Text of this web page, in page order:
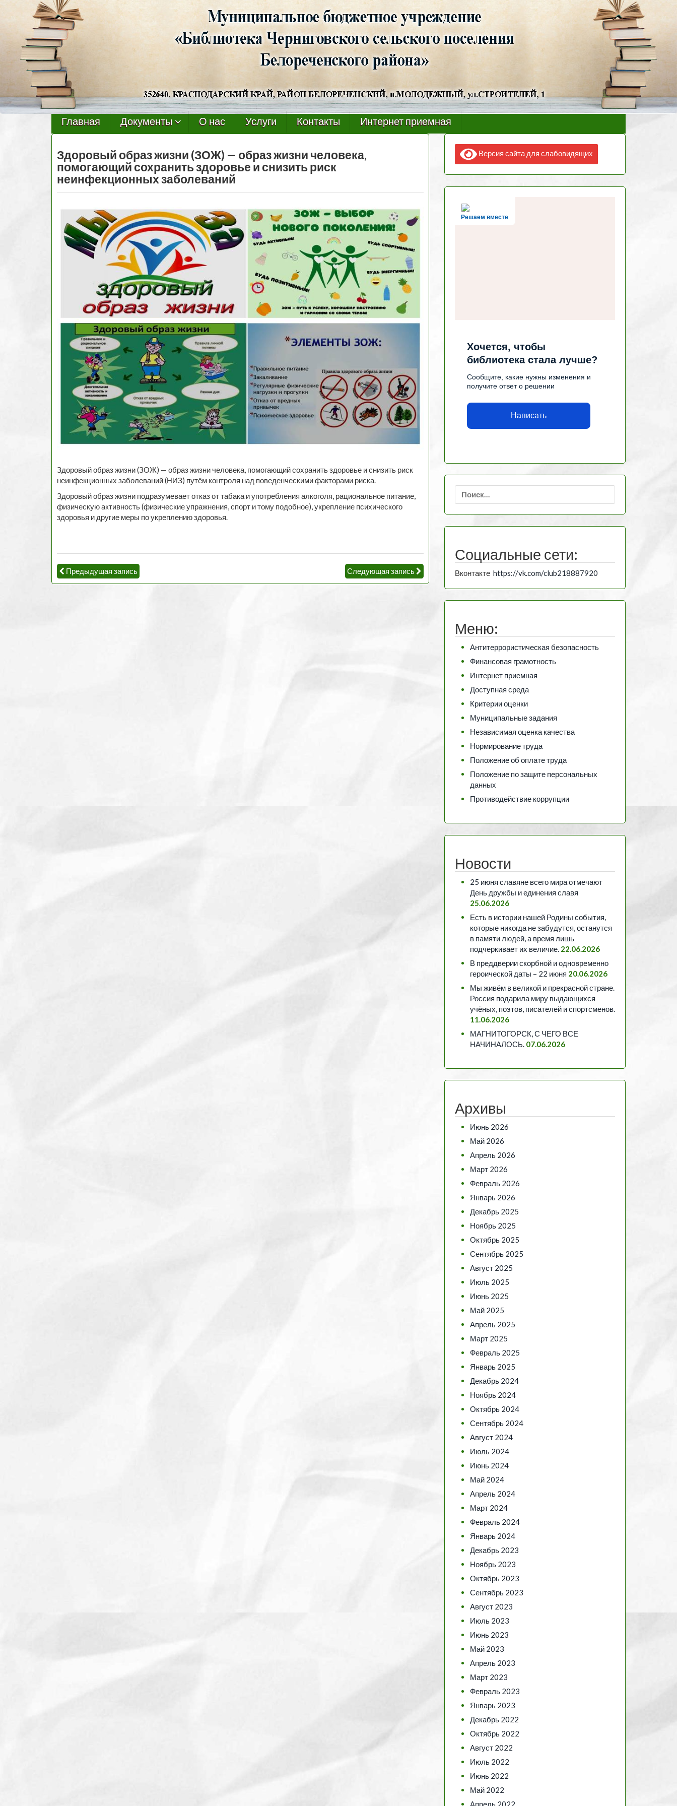
Черниговская
библиотека
Главная Документы О нас Услуги Контакты Интернет приемная
Здоровый образ жизни (ЗОЖ) — образ жизни человека,
помогающий сохранить здоровье и снизить риск
неинфекционных заболеваний
Здоровый образ жизни (ЗОЖ) — образ жизни человека, помогающий сохранить здоровье и снизить риск
неинфекционных заболеваний (НИЗ) путём контроля над поведенческими факторами риска.
Здоровый образ жизни подразумевает отказ от табака и употребления алкоголя, рациональное питание,
физическую активность (физические упражнения, спорт и тому подобное), укрепление психического
здоровья и другие меры по укреплению здоровья.
Предыдущая запись Следующая запись
Версия сайта для слабовидящих
Решаем вместе
Хочется, чтобы
библиотека стала лучше?
Сообщите, какие нужны изменения и
получите ответ о решении
Написать
Найти:
Социальные сети:
Вконтакте https://vk.com/club218887920
Меню:
Антитеррористическая безопасность
Финансовая грамотность
Интернет приемная
Доступная среда
Критерии оценки
Муниципальные задания
Независимая оценка качества
Нормирование труда
Положение об оплате труда
Положение по защите персональных
данных
Противодействие коррупции
Новости
25 июня славяне всего мира отмечают
День дружбы и единения славя
25.06.2026
Есть в истории нашей Родины события,
которые никогда не забудутся, останутся
в памяти людей, а время лишь
подчеркивает их величие. 22.06.2026
В преддверии скорбной и одновременно
героической даты – 22 июня 20.06.2026
Мы живём в великой и прекрасной стране.
Россия подарила миру выдающихся
учёных, поэтов, писателей и спортсменов.
11.06.2026
МАГНИТОГОРСК, С ЧЕГО ВСЕ
НАЧИНАЛОСЬ. 07.06.2026
Архивы
Июнь 2026
Май 2026
Апрель 2026
Март 2026
Февраль 2026
Январь 2026
Декабрь 2025
Ноябрь 2025
Октябрь 2025
Сентябрь 2025
Август 2025
Июль 2025
Июнь 2025
Май 2025
Апрель 2025
Март 2025
Февраль 2025
Январь 2025
Декабрь 2024
Ноябрь 2024
Октябрь 2024
Сентябрь 2024
Август 2024
Июль 2024
Июнь 2024
Май 2024
Апрель 2024
Март 2024
Февраль 2024
Январь 2024
Декабрь 2023
Ноябрь 2023
Октябрь 2023
Сентябрь 2023
Август 2023
Июль 2023
Июнь 2023
Май 2023
Апрель 2023
Март 2023
Февраль 2023
Январь 2023
Декабрь 2022
Октябрь 2022
Август 2022
Июль 2022
Июнь 2022
Май 2022
Апрель 2022